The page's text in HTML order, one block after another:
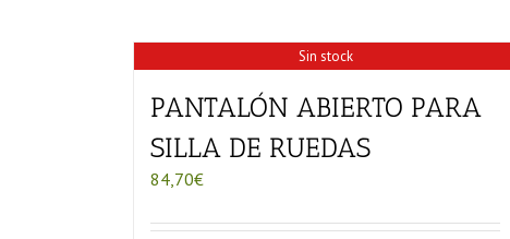
Sin stock
PANTALÓN ABIERTO PARA
SILLA DE RUEDAS
84,70€